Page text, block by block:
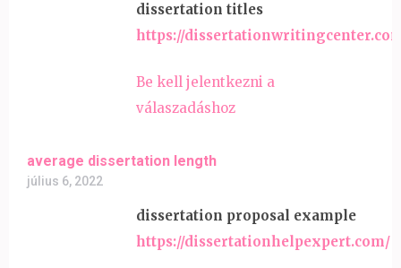
dissertation titles
https://
Be kell jelentkezni a
válaszadáshoz
average dissertation length
július 6, 2022
dissertation proposal example
https://dissertationhelpexpert.com/